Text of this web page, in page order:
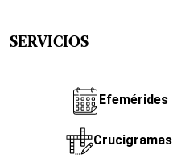
SERVICIOS
Efemérides
Crucigramas